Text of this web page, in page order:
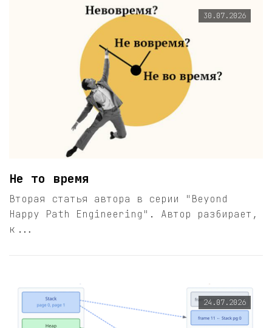
30.07.2026
Не то время
Вторая статья автора в серии "Beyond
Happy Path Engineering". Автор разбирает,
к...
24.07.2026